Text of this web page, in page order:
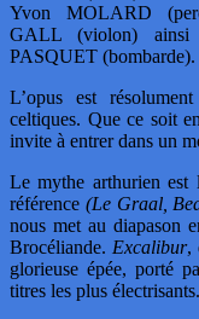
Yvon MOLARD
GALL (violon)
PASQUET (bombarde).
L’opus est
celtiques. Que ce soit
invite à entrer dans un
Le mythe arthurien
référence (Le Graal,
nous met au diapason
Brocéliande. Excalibur,
glorieuse épée, porté
titres les plus électrisants.